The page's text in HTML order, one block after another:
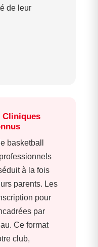
de leur
Cliniques
basketball
à la fois
parents. Les
pour
par
Ce format
club,